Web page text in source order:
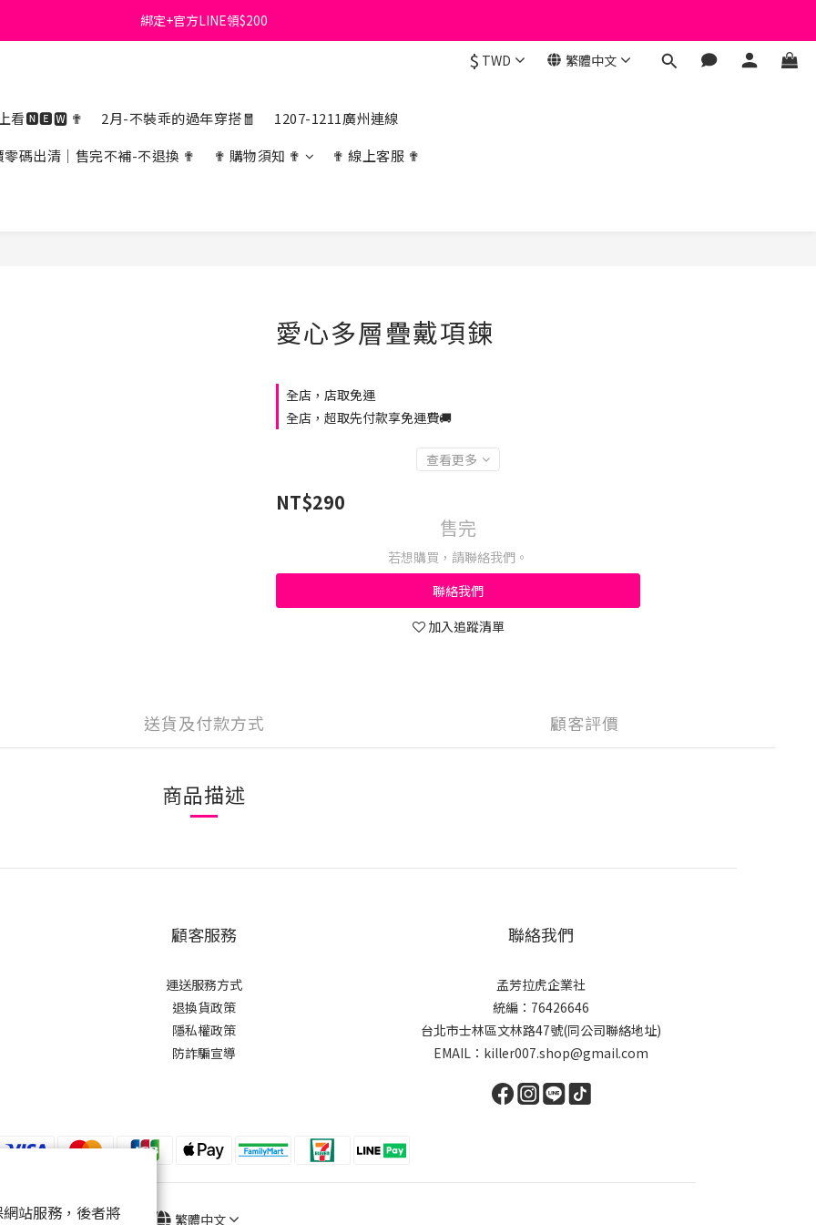
站服務，後者將
首購免運費🚚
綁定+官方LINE領$200
$ TWD 繁體中文
上看🅽🅴🆆 ✟ 2月-不裝乖的過年穿搭🧧
1207-1211廣州連線
碼出清｜售完不補-不退換 ✟
✟ 購物須知 ✟ ✟ 線上客服 ✟
愛心多層疊戴項鍊
全店，店取免運
全店，超取先付款享免運費🚚
查看更多
NT$290
售完
若想購買，請聯絡我們。
聯絡我們
加入追蹤清單
送貨及付款方式 顧客評價
商品描述
顧客服務
運送服務方式
退換貨政策
隱私權政策
防詐騙宣導
聯絡我們
孟芳拉虎企業社
統編：76426646
台北市士林區文林路47號(同公司聯絡地址)
EMAIL：killer007.shop@gmail.com
繁體中文